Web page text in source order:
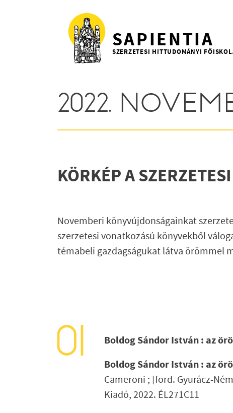
SAPIENTIA
SZERZETESI HITTUDOMÁNYI FŐISKOLA
2022.
KÖRKÉP A
Novemberi könyvújdonságainkat
szerzetesi vonatkozású könyvekből
témabeli gazdagságukat látva örömmel
Boldog Sándor István : az
Boldog Sándor István : az
Cameroni ; [ford. Gyurácz-
Kiadó, 2022. ÉL271C11